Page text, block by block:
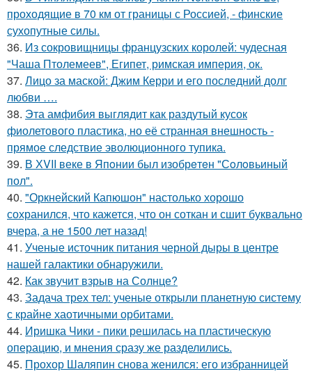
проходящие в 70 км от границы с Россией, - финские
сухопутные силы.
36. Из сокровищницы французских королей: чудесная
"Чаша Птолемеев", Египет, римская империя, ок.
37. Лицо за маской: Джим Керри и его последний долг
любви ….
38. Эта амфибия выглядит как раздутый кусок
фиолетового пластика, но её странная внешность -
прямое следствие эволюционного тупика.
39. В ХVII веке в Япoнии был изобрeтeн "Сoлoвьиный
пол".
40. "Оркнейский Капюшон" настолько хорошо
сохранился, что кажется, что он соткан и сшит буквально
вчера, а не 1500 лет назад!
41. Ученые источник питания черной дыры в центре
нашей галактики обнаружили.
42. Как звучит взрыв на Солнце?
43. Задача трех тел: ученые открыли планетную систему
с крайне хаотичными орбитами.
44. Иришка Чики - пики решилась на пластическую
операцию, и мнения сразу же разделились.
45. Прохор Шаляпин снова женился: его избранницей